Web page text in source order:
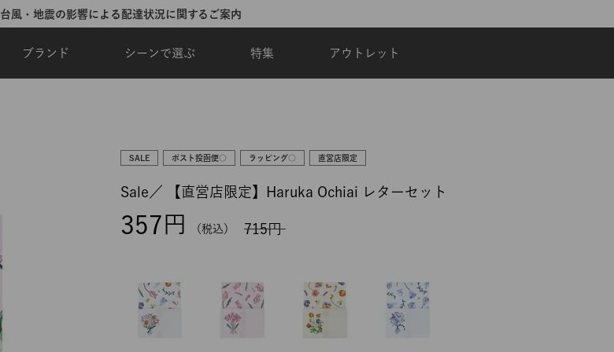
台風・地震の影響による配達状況に関するご案内
ブランド シーンで選ぶ 特集 アウトレット
SALE ポスト投函便○ ラッピング○ 直営店限定
Sale／ 【直営店限定】Haruka Ochiai レターセット
715
357 税込